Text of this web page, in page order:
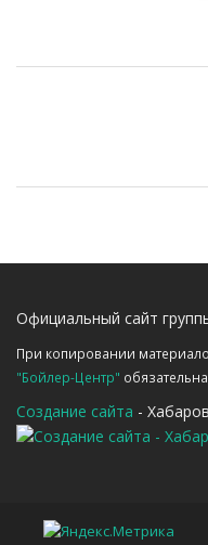
Официальный сайт
При копировании
"Бойлер-Центр" обязательна
Создание сайта -